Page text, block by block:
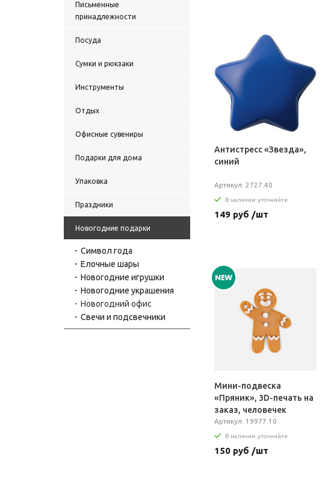
Письменные
принадлежности
Посуда
Сумки и рюкзаки
Инструменты
Отдых
Офисные сувениры
Подарки для дома
Упаковка
Праздники
Новогодние подарки
Символ года
Елочные шары
Новогодние игрушки
Новогодние украшения
Новогодний офис
Свечи и подсвечники
Антистресс «Звезда»,
синий
Артикул: 2727.40
В наличии: уточняйте
149 руб /шт
Мини-подвеска
«Пряник», 3D-печать на
заказ, человечек
Артикул: 19977.10
В наличии: уточняйте
150 руб /шт